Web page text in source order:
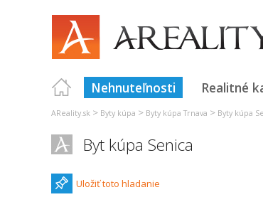
Nehnuteľnosti Realitné
AReality.sk > Byty kúpa > Byty kúpa Trnava > Byty kúpa
Byt kúpa Senica
Uložiť toto hladanie